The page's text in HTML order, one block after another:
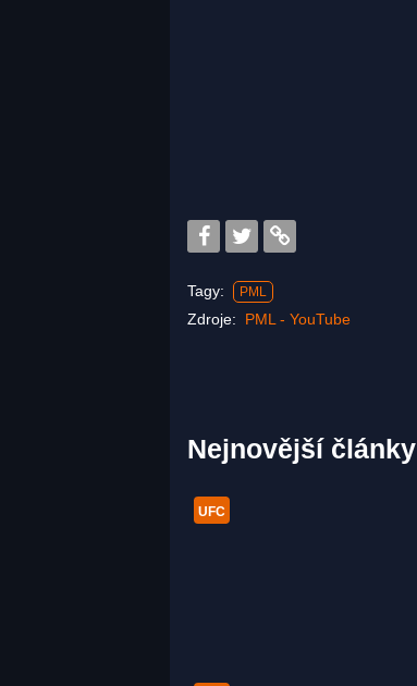
Tagy: PML
Zdroje: PML - YouTube
Nejnovější články
UFC